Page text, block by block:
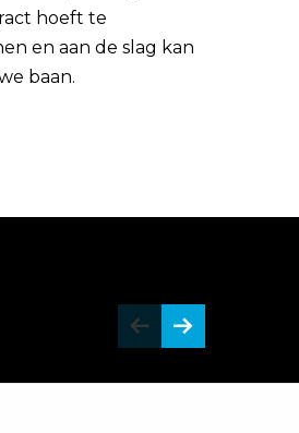
hoeft te
en aan de slag kan
baan.